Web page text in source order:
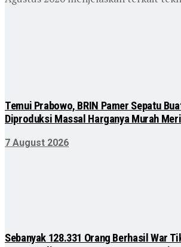
Temui Prabowo, BRIN Pamer Sepatu
Diproduksi Massal Harganya Murah
7 August 2026
Sebanyak 128.331 Orang Berhasil War